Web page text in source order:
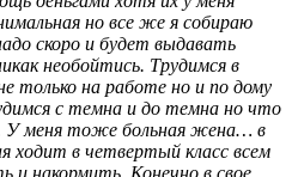
но все же я собираю
скоро и будет выдавать
необойтись. Трудимся в
только на работе но и по дому
с темна и до темна но что
У меня тоже больная жена… в
ходит в четвертый класс всем
и накормить. Конечно в свое